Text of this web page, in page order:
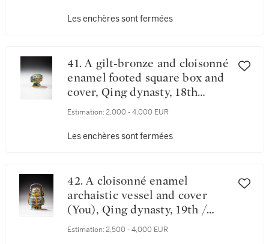
Les enchères sont fermées
41. A gilt-bronze and cloisonné
enamel footed square box and
cover, Qing dynasty, 18th
century | 清十八世紀 掐絲琺
Estimation: 2,000 - 4,000 EUR
Les enchères sont fermées
42. A cloisonné enamel
archaistic vessel and cover
(You), Qing dynasty, 19th /
20th century | 清十九 / 二十世
Estimation: 2,500 - 4,000 EUR